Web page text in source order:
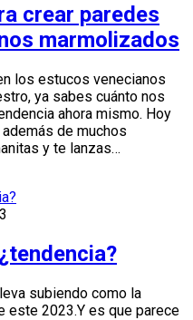
crear paredes
marmolizados
los estucos venecianos
ya sabes cuánto nos
ahora mismo. Hoy
de muchos
y te lanzas…
subiendo como la
este 2023.Y es que parece